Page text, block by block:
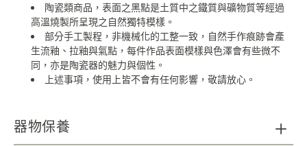
陶瓷類商品，表面之黑點是土質中之鐵質與礦物質等經過
高溫燒製所呈現之自然獨特模樣。
部分手工製程，非機械化的工整一致，自然手作痕跡會產
生流釉、拉釉與氣點，每件作品表面模樣與色澤會有些微不
同，亦是陶瓷器的魅力與個性。
上述事項，使用上皆不會有任何影響，敬請放心。
器物保養